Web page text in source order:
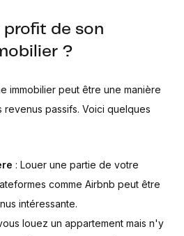
de son
?
immobilier peut être une manière
passifs. Voici quelques
: Louer une partie de votre
comme Airbnb peut être
intéressante.
louez un appartement mais n'y